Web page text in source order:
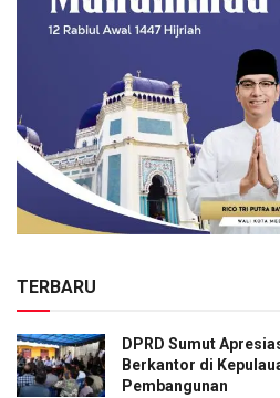
TERBARU
DPRD Sumut
Berkantor di
Pembangunan